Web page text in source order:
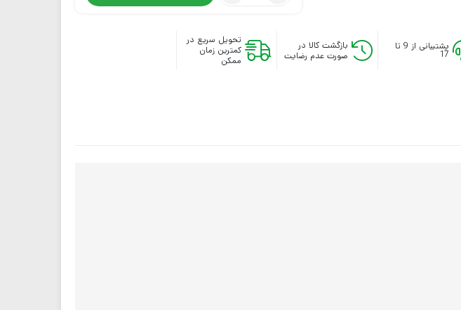
پشتیبانی از 9 تا
17
بازگشت کالا در
صورت عدم رضایت
تحویل سریع در
کمترین زمان
ممکن